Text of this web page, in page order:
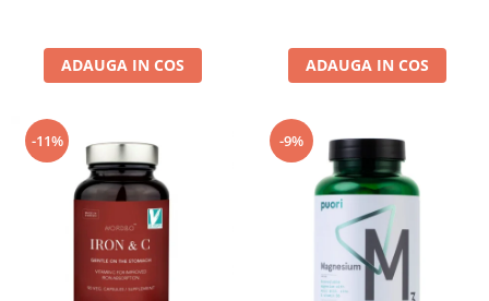
ADAUGA IN COS ADAUGA IN COS
-11% -9%